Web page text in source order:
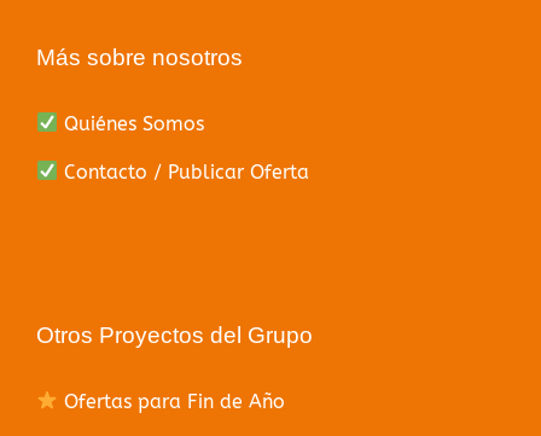
Más sobre nosotros
Quiénes Somos
Contacto / Publicar Oferta
Otros Proyectos del Grupo
Ofertas para Fin de Año